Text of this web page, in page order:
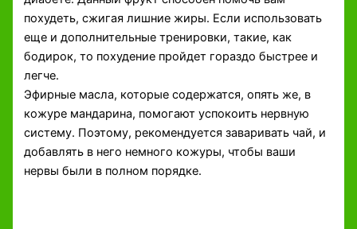
похудеть, сжигая лишние жиры. Если использовать
еще и дополнительные тренировки, такие, как
бодирок, то похудение пройдет гораздо быстрее и
легче.
Эфирные масла, которые содержатся, опять же, в
кожуре мандарина, помогают успокоить нервную
систему. Поэтому, рекомендуется заваривать чай, и
добавлять в него немного кожуры, чтобы ваши
нервы были в полном порядке.